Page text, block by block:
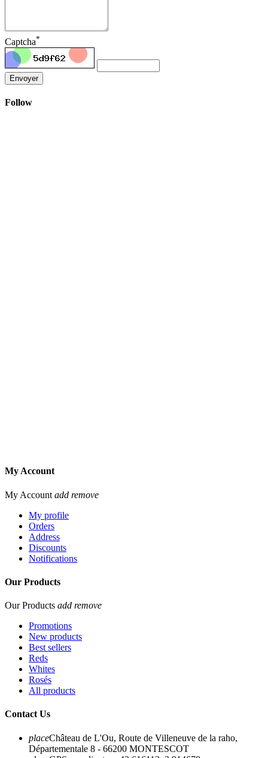
Captcha*
Envoyer
Follow
My Account
My Account add remove
My profile
Orders
Address
Discounts
Notifications
Our Products
Our Products add remove
Promotions
New products
Best sellers
Reds
Whites
Rosés
All products
Contact Us
placeChâteau de L'Ou, Route de Villeneuve de la raho,
Départementale 8 - 66200 MONTESCOT